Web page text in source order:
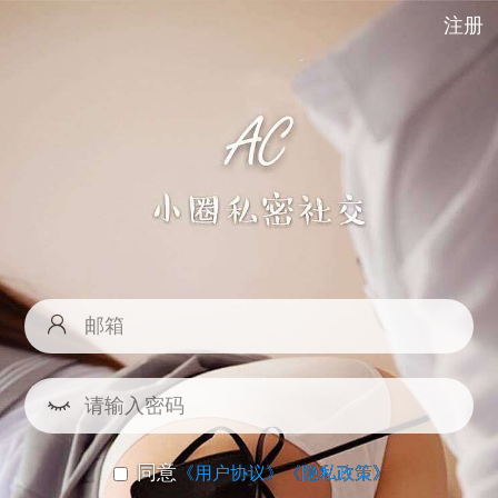
注册
同意《用户协议》《隐私政策》